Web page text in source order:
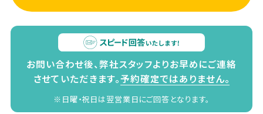
お問い合わせ後、弊社スタッフよりお早めにご連絡
させていただきます。予約確定ではありません。
※日曜・祝日は翌営業日にご回答となります。